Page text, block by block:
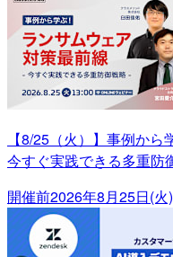
【8/25（火）】事例か
今すぐ実践できる多重防
開催前2026年8月25日(火